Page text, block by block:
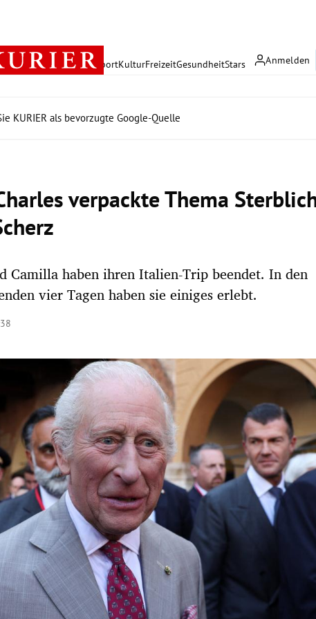
Anmelden
PolitikWirtschaft SportKulturFreizeitGesundheitStars
KURIER als bevorzugte Google-Quelle
verpackte Thema
Camilla haben ihren Italien-Trip beendet. In den
vier Tagen haben sie einiges erlebt.
öffnen/schließen